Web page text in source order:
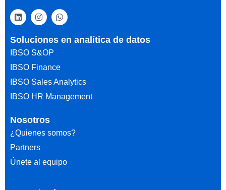
Soluciones en analítica de datos
IBSO S&OP
IBSO Finance
IBSO Sales Analytics
IBSO HR Management
Nosotros
¿Quienes somos?
Partners
Únete al equipo